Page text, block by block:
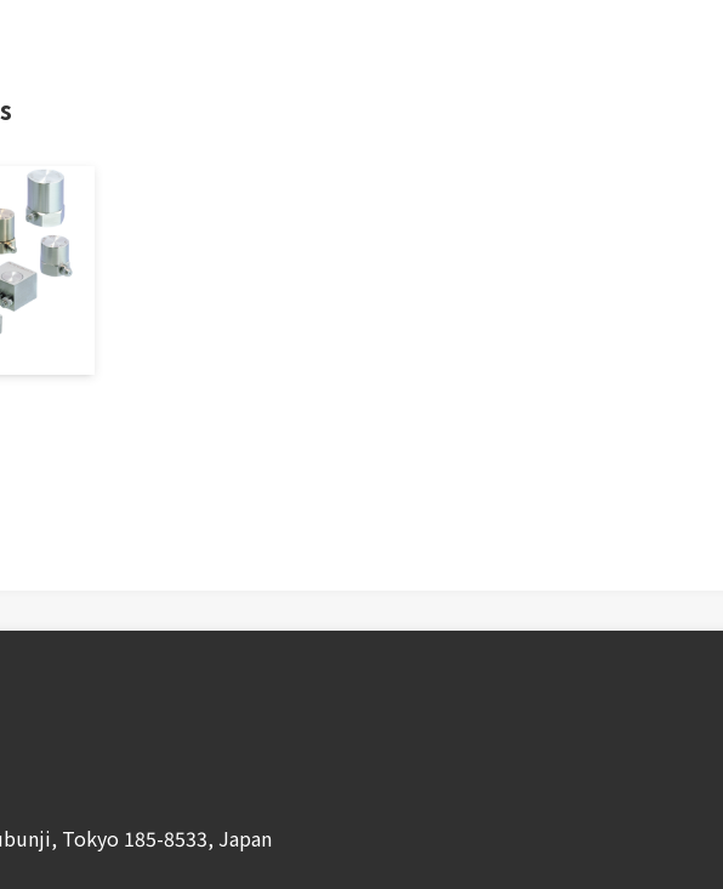
Tokyo 185-8533, Japan